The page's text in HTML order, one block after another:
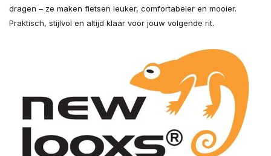
dragen – ze maken fietsen leuker, comfortabeler en mooier.
Praktisch, stijlvol en altijd klaar voor jouw volgende rit.